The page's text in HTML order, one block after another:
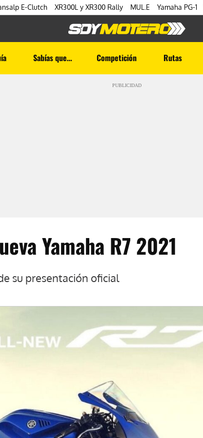
E-Clutch XR300L y XR300 Rally MUL.E Yamaha PG-1
Sabías que… Competición Rutas
PUBLICIDAD
Yamaha R7 2021
su presentación oficial